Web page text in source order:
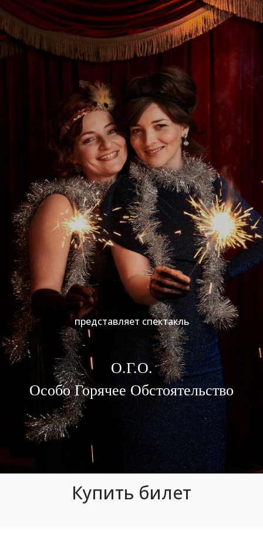
представляет спектакль
‎О.Г.О.
Особо Горячее Обстоятельство
Купить билет